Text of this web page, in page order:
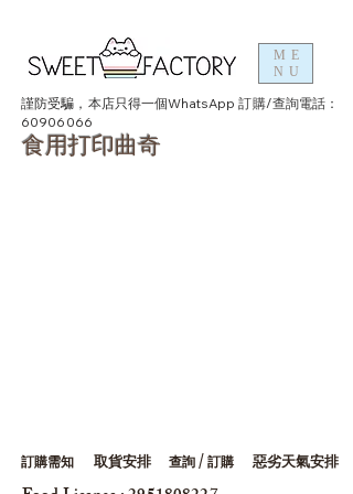
ME
NU
謹防受騙，本店只得一個WhatsApp 訂購/查詢電話：
60906066
食用打印曲奇
訂購需知 查詢 / 訂購
取貨安排 惡劣天氣安排